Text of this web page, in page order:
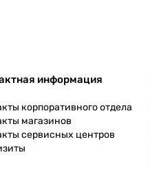
информация
корпоративного отдела
магазинов
сервисных центров